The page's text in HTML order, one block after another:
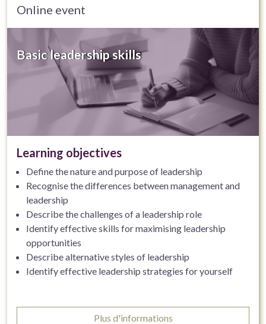
Online event
Basic leadership skills
Learning objectives
Define the nature and purpose of leadership
Recognise the differences between management and
leadership
Describe the challenges of a leadership role
Identify effective skills for maximising leadership
opportunities
Describe alternative styles of leadership
Identify effective leadership strategies for yourself
Plus d'informations